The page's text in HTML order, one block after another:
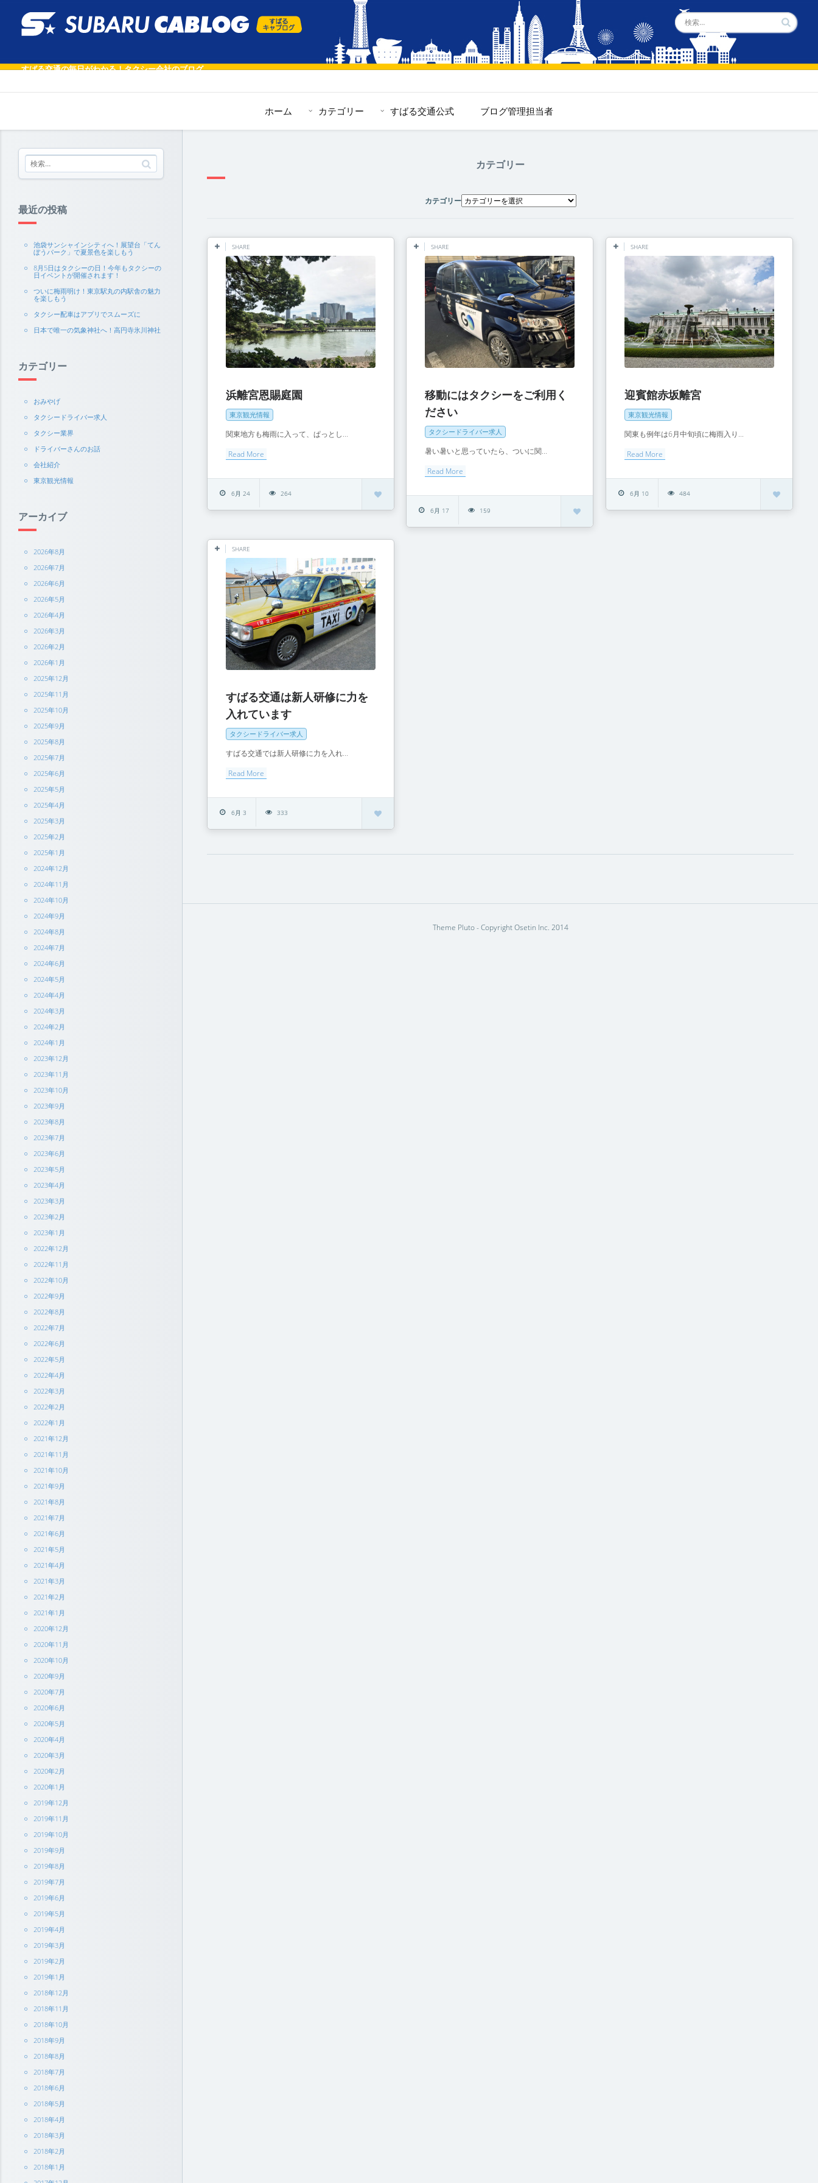
すばる交通の毎日がわかる！タクシー会社のブログ
ホーム カテゴリー すばる交通公式 ブログ管理担当者
最近の投稿
池袋サンシャインシティへ！展望台「てん
ぼうパーク」で夏景色を楽しもう
8月5日はタクシーの日！今年もタクシーの
日イベントが開催されます！
ついに梅雨明け！東京駅丸の内駅舎の魅力
を楽しもう
タクシー配車はアプリでスムーズに
日本で唯一の気象神社へ！高円寺氷川神社
カテゴリー
おみやげ
タクシードライバー求人
タクシー業界
ドライバーさんのお話
会社紹介
東京観光情報
アーカイブ
2026年8月
2026年7月
2026年6月
2026年5月
2026年4月
2026年3月
2026年2月
2026年1月
2025年12月
2025年11月
2025年10月
2025年9月
2025年8月
2025年7月
2025年6月
2025年5月
2025年4月
2025年3月
2025年2月
2025年1月
2024年12月
2024年11月
2024年10月
2024年9月
2024年8月
2024年7月
2024年6月
2024年5月
2024年4月
2024年3月
2024年2月
2024年1月
2023年12月
2023年11月
2023年10月
2023年9月
2023年8月
2023年7月
2023年6月
2023年5月
2023年4月
2023年3月
2023年2月
2023年1月
2022年12月
2022年11月
2022年10月
2022年9月
2022年8月
2022年7月
2022年6月
2022年5月
2022年4月
2022年3月
2022年2月
2022年1月
2021年12月
2021年11月
2021年10月
2021年9月
2021年8月
2021年7月
2021年6月
2021年5月
2021年4月
2021年3月
2021年2月
2021年1月
2020年12月
2020年11月
2020年10月
2020年9月
2020年7月
2020年6月
2020年5月
2020年4月
2020年3月
2020年2月
2020年1月
2019年12月
2019年11月
2019年10月
2019年9月
2019年8月
2019年7月
2019年6月
2019年5月
2019年4月
2019年3月
2019年2月
2019年1月
2018年12月
2018年11月
2018年10月
2018年9月
2018年8月
2018年7月
2018年6月
2018年5月
2018年4月
2018年3月
2018年2月
2018年1月
カテゴリー
カテゴリー
SHARE
浜離宮恩賜庭園
東京観光情報
関東地方も梅雨に入って、ぱっとし...
Read More
6月 24 264
SHARE
移動にはタクシーをご利用く
ださい
タクシードライバー求人
暑い暑いと思っていたら、ついに関...
Read More
6月 17 159
SHARE
迎賓館赤坂離宮
東京観光情報
関東も例年は6月中旬頃に梅雨入り...
Read More
6月 10 484
SHARE
すばる交通は新人研修に力を
入れています
タクシードライバー求人
すばる交通では新人研修に力を入れ...
Read More
6月 3 333
Theme Pluto - Copyright Osetin Inc. 2014